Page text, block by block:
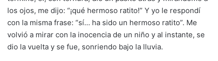
los ojos, me dijo: “¡qué hermoso ratito!” Y yo le respondí
con la misma frase: “sí… ha sido un hermoso ratito”. Me
volvió a mirar con la inocencia de un niño y al instante, se
dio la vuelta y se fue, sonriendo bajo la lluvia.